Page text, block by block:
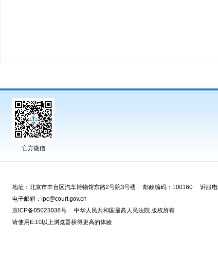
官方微信
地址：北京市丰台区汽车博物馆东路2号院3号楼 邮政编码：100160 诉服
电子邮箱：ipc@court.gov.cn
京ICP备05023036号 中华人民共和国最高人民法院 版权所有
请使用IE10以上浏览器获得更高的体验